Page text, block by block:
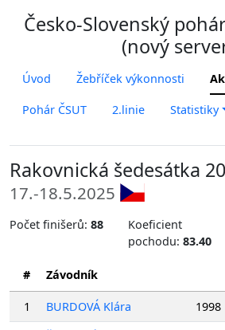
Česko-Slovenský
(nový
Úvod Žebříček výkonnosti
Pohár ČSUT 2.linie Statistiky
Rakovnická šedesátka
17.-18.5.2025
Počet finišerů: 88
Koeficient
pochodu:83.40
# Závodník
1 BURDOVÁ Klára 1998